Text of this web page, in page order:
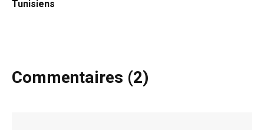
Tunisiens
Commentaires (2)